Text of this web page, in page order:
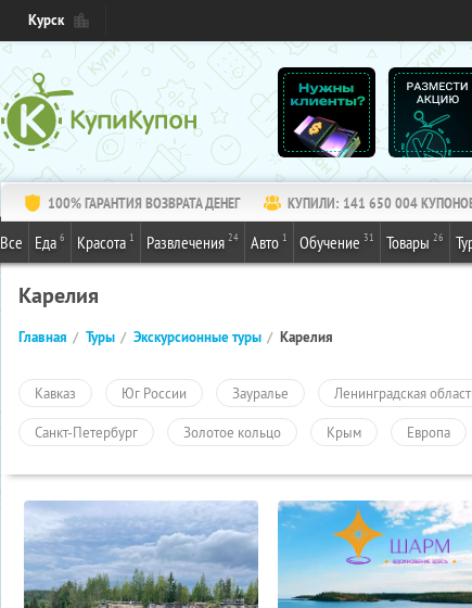
Курск
100% ГАРАНТИЯ ВОЗВРАТА ДЕНЕГ КУПИЛИ: 141 650 004
Все Еда 6 Красота 1 Развлечения 24 Авто 1 Обучение 31 Товары 26
Карелия
Главная Туры Экскурсионные туры Карелия
Кавказ Юг России Зауралье Ленинградская
Санкт-Петербург Золотое кольцо Крым Европа